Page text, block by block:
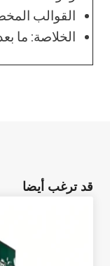
القوالب
الخلاصة: ما
قد ترغب أيضا